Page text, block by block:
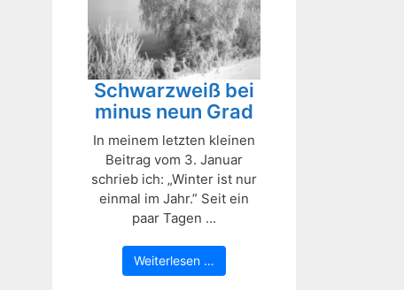
Schwarzweiß bei
minus neun Grad
In meinem letzten kleinen
Beitrag vom 3. Januar
schrieb ich: „Winter ist nur
einmal im Jahr.” Seit ein
paar Tagen ...
Weiterlesen …